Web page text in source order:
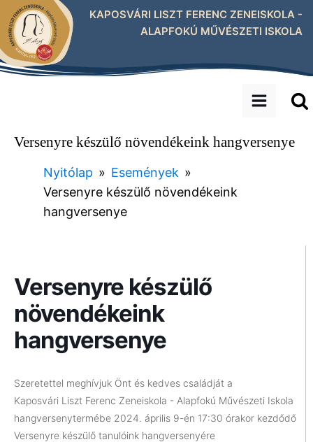
KAPOSVÁRI LISZT FERENC ZENEISKOLA -
ALAPFOKÚ MŰVÉSZETI ISKOLA
Versenyre készülő növendékeink hangversenye
Nyitólap » Események »
Versenyre készülő növendékeink
hangversenye
Versenyre készülő
növendékeink
hangversenye
Szeretettel meghívjuk Önt és kedves családját a
Kaposvári Liszt Ferenc Zeneiskola - Alapfokú Művészeti Iskola
hangversenytermébe 2024. április 9-én 17:30 órakor kezdődő
Versenyre készülő tanulóink hangversenyére